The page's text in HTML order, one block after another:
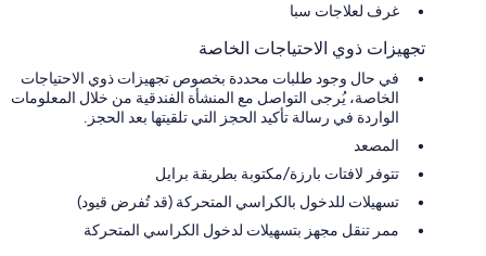
غرف لعلاجات سبا
تجهيزات ذوي الاحتياجات الخاصة
في حال وجود طلبات محددة بخصوص تجهيزات ذوي الاحتياجات
الخاصة، يُرجى التواصل مع المنشأة الفندقية من خلال المعلومات
الواردة في رسالة تأكيد الحجز التي تلقيتها بعد الحجز.
المصعد
تتوفر لافتات بارزة/مكتوبة بطريقة برايل
تسهيلات للدخول بالكراسي المتحركة (قد تُفرض قيود)
ممر تنقل مجهز بتسهيلات لدخول الكراسي المتحركة